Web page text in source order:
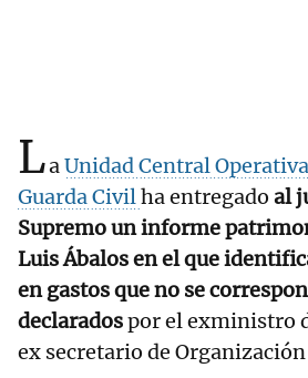
LaUnidad Central
Guarda Civilha entregado al
Supremo un informe
Luis Ábalos en el que
en gastos que no se
declaradospor el exministro
ex secretario de Organización